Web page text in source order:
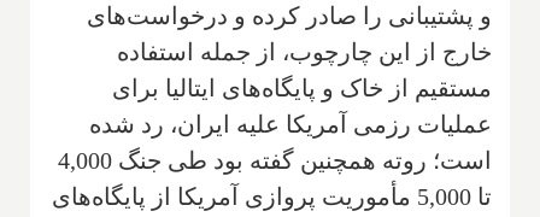
و پشتیبانی را صادر کرده و درخواست‌های
خارج از این چارچوب، از جمله استفاده
مستقیم از خاک و پایگاه‌های ایتالیا برای
عملیات رزمی آمریکا علیه ایران، رد شده
است؛ روته همچنین گفته بود طی جنگ 4,000
تا 5,000 مأموریت پروازی آمریکا از پایگاه‌های